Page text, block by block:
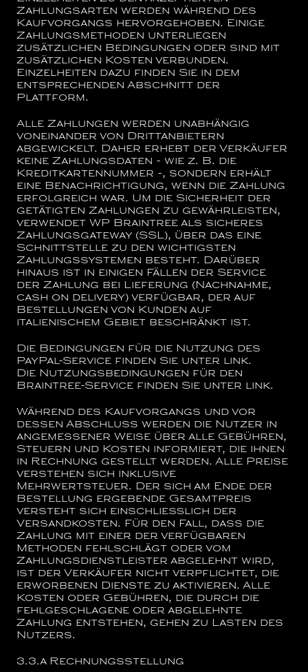
Zahlungsarten werden während des
Kaufvorgangs hervorgehoben. Einige
Zahlungsmethoden unterliegen
zusätzlichen Bedingungen oder sind mit
zusätzlichen Kosten verbunden.
Einzelheiten dazu finden Sie in dem
entsprechenden Abschnitt der
Plattform.
Alle Zahlungen werden unabhängig
voneinander von Drittanbietern
abgewickelt. Daher erhebt der Verkäufer
keine Zahlungsdaten - wie z. B. die
Kreditkartennummer -, sondern erhält
eine Benachrichtigung, wenn die Zahlung
erfolgreich war. Um die Sicherheit der
getätigten Zahlungen zu gewährleisten,
verwendet WP Braintree als sicheres
Zahlungsgateway (SSL), über das eine
Schnittstelle zu den wichtigsten
Zahlungssystemen besteht. Darüber
hinaus ist in einigen Fällen der Service
der Zahlung bei Lieferung (Nachnahme,
cash on delivery) verfügbar, der auf
Bestellungen von Kunden auf
italienischem Gebiet beschränkt ist.
Die Bedingungen für die Nutzung des
PayPal-Service finden Sie unter link.
Die Nutzungsbedingungen für den
Braintree-Service finden Sie unter link.
Während des Kaufvorgangs und vor
dessen Abschluss werden die Nutzer in
angemessener Weise über alle Gebühren,
Steuern und Kosten informiert, die ihnen
in Rechnung gestellt werden. Alle Preise
verstehen sich inklusive
Mehrwertsteuer. Der sich am Ende der
Bestellung ergebende Gesamtpreis
versteht sich einschließlich der
Versandkosten. Für den Fall, dass die
Zahlung mit einer der verfügbaren
Methoden fehlschlägt oder vom
Zahlungsdienstleister abgelehnt wird,
ist der Verkäufer nicht verpflichtet, die
erworbenen Dienste zu aktivieren. Alle
Kosten oder Gebühren, die durch die
fehlgeschlagene oder abgelehnte
Zahlung entstehen, gehen zu Lasten des
Nutzers.
3.3.a Rechnungsstellung